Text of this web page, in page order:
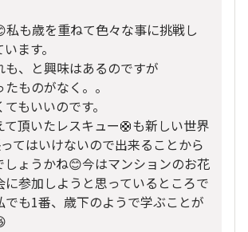
私も歳を重ねて色々な事に挑戦し
ます。
も、と興味はあるのですが
ものがなく。。
もいいのです。
て頂いたレスキュー🛟も新しい世界
てはいけないので出来ることから
しょうかね😊今はマンションのお花
に参加しようと思っているところで
でも1番、歳下のようで学ぶことが